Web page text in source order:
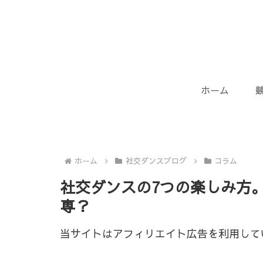
ホーム
ホーム 社交ダンスブログ コラム
社交ダンスの7つの楽しみ方
専？
当サイトはアフィリエイト広告を利用し